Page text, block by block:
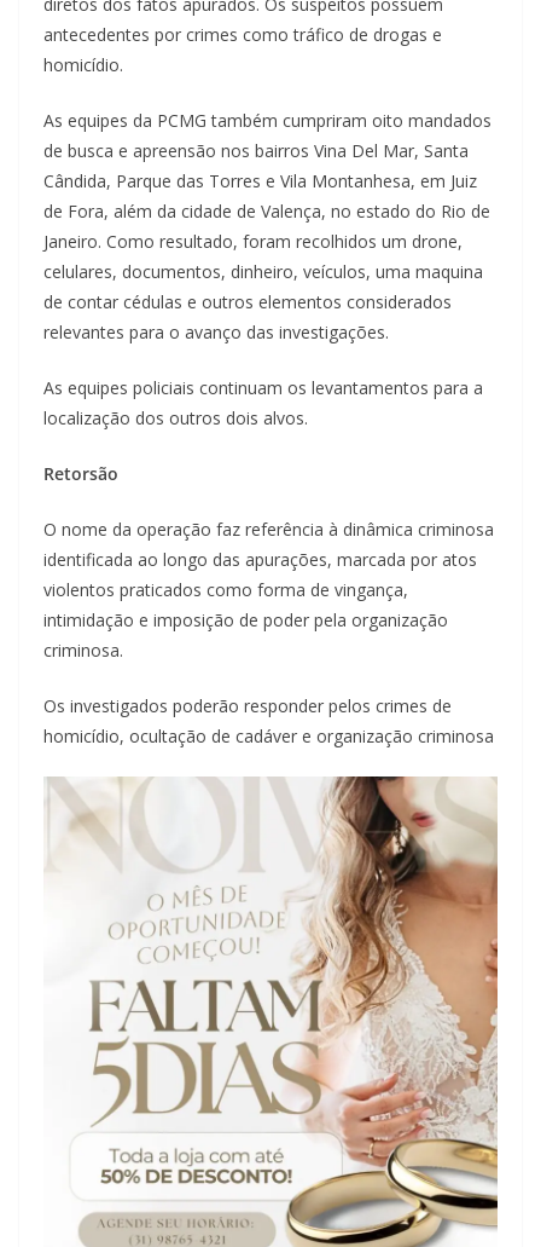
antecedentes por crimes como tráfico de drogas e
homicídio.
As equipes da PCMG também cumpriram oito mandados
de busca e apreensão nos bairros Vina Del Mar, Santa
Cândida, Parque das Torres e Vila Montanhesa, em Juiz
de Fora, além da cidade de Valença, no estado do Rio de
Janeiro. Como resultado, foram recolhidos um drone,
celulares, documentos, dinheiro, veículos, uma maquina
de contar cédulas e outros elementos considerados
relevantes para o avanço das investigações.
As equipes policiais continuam os levantamentos para a
localização dos outros dois alvos.
Retorsão
O nome da operação faz referência à dinâmica criminosa
identificada ao longo das apurações, marcada por atos
violentos praticados como forma de vingança,
intimidação e imposição de poder pela organização
criminosa.
Os investigados poderão responder pelos crimes de
homicídio, ocultação de cadáver e organização criminosa